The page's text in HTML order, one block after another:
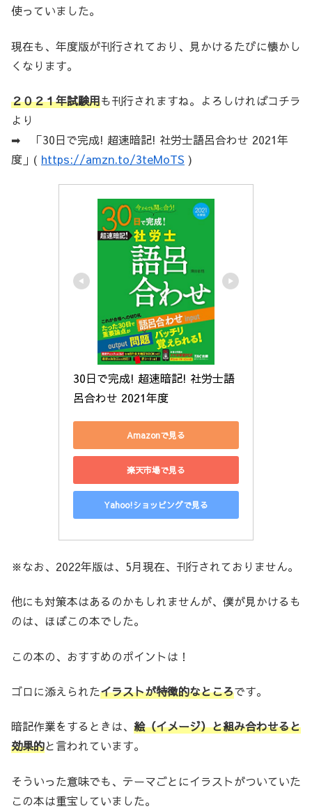
使っていました。
現在も、年度版が刊行されており、見かけるたびに懐かし
くなります。
２０２１年試験用も刊行されますね。よろしければコチラ
より
➡ 「30日で完成! 超速暗記! 社労士語呂合わせ 2021年
度」( https://amzn.to/3teMoTS )
30日で完成! 超速暗記! 社労士語
呂合わせ 2021年度
Amazonで見る
楽天市場で見る
Yahoo!ショッピングで見る
※なお、2022年版は、5月現在、刊行されておりません。
他にも対策本はあるのかもしれませんが、僕が見かけるも
のは、ほぼこの本でした。
この本の、おすすめのポイントは！
ゴロに添えられたイラストが特徴的なところです。
暗記作業をするときは、 絵（イメージ）と組み合わせると
効果的と言われています。
そういった意味でも、テーマごとにイラストがついていた
この本は重宝していました。